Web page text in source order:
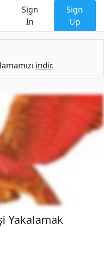
Sign
In
Sign
Up
indir.
Yakalamak